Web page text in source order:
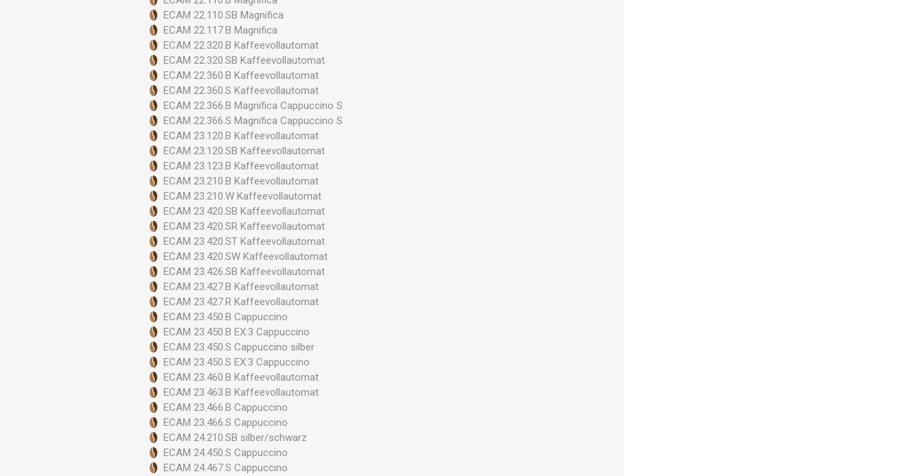
ECAM 22.110.SB Magnifica
ECAM 22.117.B Magnifica
ECAM 22.320.B Kaffeevollautomat
ECAM 22.320.SB Kaffeevollautomat
ECAM 22.360.B Kaffeevollautomat
ECAM 22.360.S Kaffeevollautomat
ECAM 22.366.B Magnifica Cappuccino S
ECAM 22.366.S Magnifica Cappuccino S
ECAM 23.120.B Kaffeevollautomat
ECAM 23.120.SB Kaffeevollautomat
ECAM 23.123.B Kaffeevollautomat
ECAM 23.210.B Kaffeevollautomat
ECAM 23.210.W Kaffeevollautomat
ECAM 23.420.SB Kaffeevollautomat
ECAM 23.420.SR Kaffeevollautomat
ECAM 23.420.ST Kaffeevollautomat
ECAM 23.420.SW Kaffeevollautomat
ECAM 23.426.SB Kaffeevollautomat
ECAM 23.427.B Kaffeevollautomat
ECAM 23.427.R Kaffeevollautomat
ECAM 23.450.B Cappuccino
ECAM 23.450.B EX:3 Cappuccino
ECAM 23.450.S Cappuccino silber
ECAM 23.450.S EX:3 Cappuccino
ECAM 23.460.B Kaffeevollautomat
ECAM 23.463.B Kaffeevollautomat
ECAM 23.466.B Cappuccino
ECAM 23.466.S Cappuccino
ECAM 24.210.SB silber/schwarz
ECAM 24.450.S Cappuccino
ECAM 24.467.S Cappuccino